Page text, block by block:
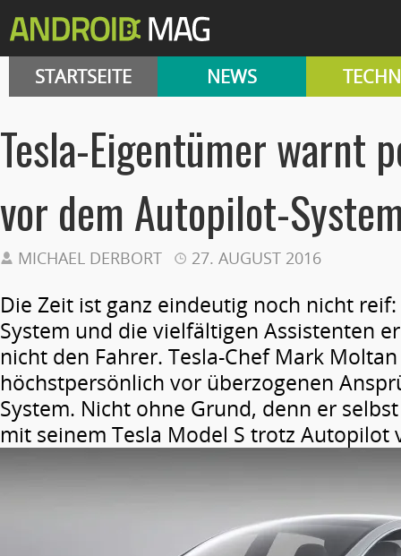
STARTSEITE NEWS
Tesla-Eigentümer warnt
vor dem Autopilot-
MICHAEL DERBORT 27. AUGUST 2016
Die Zeit ist ganz eindeutig noch nicht
System und die vielfältigen Assistenten
nicht den Fahrer. Tesla-Chef Mark
höchstpersönlich vor überzogenen
System. Nicht ohne Grund, denn er
mit seinem Tesla Model S trotz Autopilot